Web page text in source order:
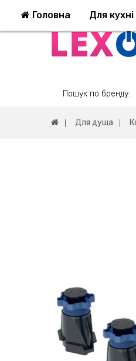
Головна Для кухні
Пошук по бренду:
Для душа